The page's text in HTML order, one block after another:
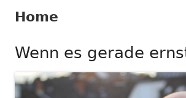
Home
Wenn es gerade